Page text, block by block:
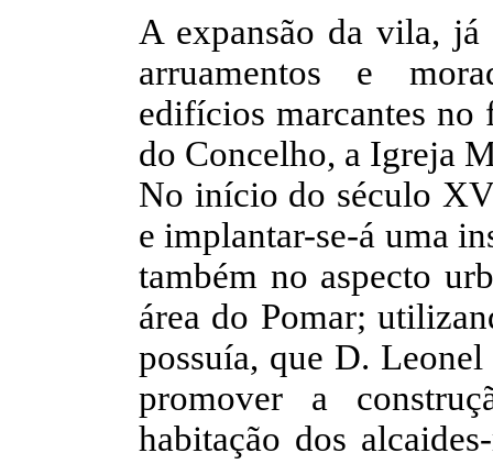
A expansão da vila,
arruamentos e
edifícios marcantes no
do Concelho, a Igreja
No início do século
e implantar-se-á uma
também no aspecto
área do Pomar;
possuía, que D.
promover a
habitação dos